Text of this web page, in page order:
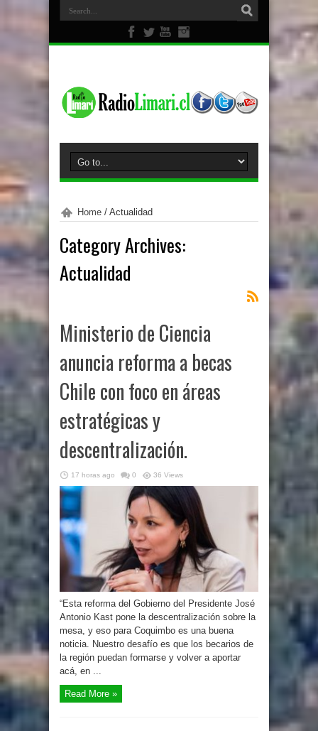
Home / Actualidad
Category Archives:
Actualidad
Ministerio de Ciencia
anuncia reforma a becas
Chile con foco en áreas
estratégicas y
descentralización.
17 horas ago 0 36 Views
“Esta reforma del Gobierno del Presidente José
Antonio Kast pone la descentralización sobre la
mesa, y eso para Coquimbo es una buena
noticia. Nuestro desafío es que los becarios de
la región puedan formarse y volver a aportar
acá, en ...
Read More »